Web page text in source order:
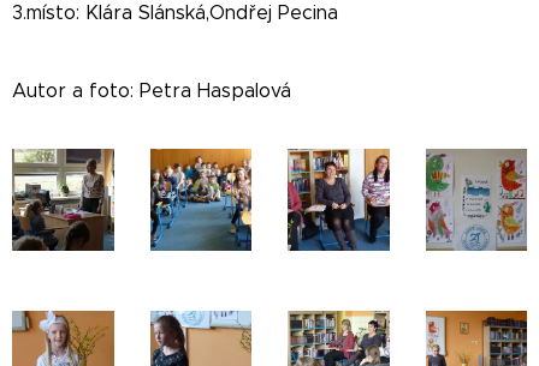
3.místo: Klára Slánská,Ondřej Pecina
Autor a foto: Petra Haspalová